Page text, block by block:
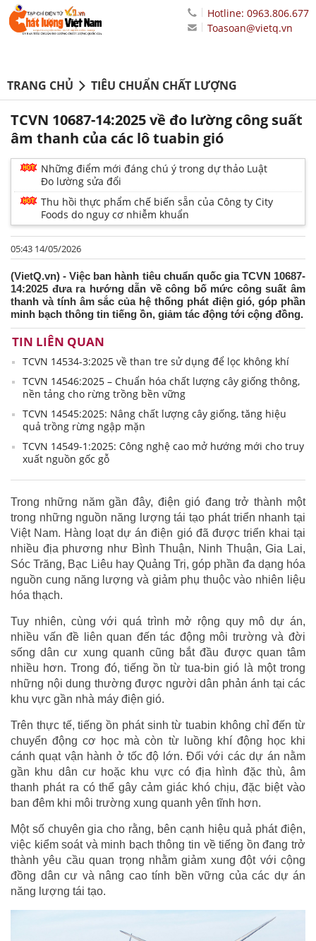
Hotline: 0963.806.677
Toasoan@vietq.vn
TRANG CHỦ TIÊU CHUẨN CHẤT LƯỢNG
TCVN 10687-14:2025 về đo lường công suất
âm thanh của các lô tuabin gió
Những điểm mới đáng chú ý trong dự thảo Luật
Đo lường sửa đổi
Thu hồi thực phẩm chế biến sẵn của Công ty City
Foods do nguy cơ nhiễm khuẩn
05:43 14/05/2026
(VietQ.vn) - Việc ban hành tiêu chuẩn quốc gia TCVN 10687-
14:2025 đưa ra hướng dẫn về công bố mức công suất âm
thanh và tính âm sắc của hệ thống phát điện gió, góp phần
minh bạch thông tin tiếng ồn, giảm tác động tới cộng đồng.
TIN LIÊN QUAN
TCVN 14534-3:2025 về than tre sử dụng để lọc không khí
TCVN 14546:2025 – Chuẩn hóa chất lượng cây giống thông,
nền tảng cho rừng trồng bền vững
TCVN 14545:2025: Nâng chất lượng cây giống, tăng hiệu
quả trồng rừng ngập mặn
TCVN 14549-1:2025: Công nghệ cao mở hướng mới cho truy
xuất nguồn gốc gỗ
Trong những năm gần đây, điện gió đang trở thành một
trong những nguồn năng lượng tái tạo phát triển nhanh tại
Việt Nam. Hàng loạt dự án điện gió đã được triển khai tại
nhiều địa phương như Bình Thuận, Ninh Thuận, Gia Lai,
Sóc Trăng, Bạc Liêu hay Quảng Trị, góp phần đa dạng hóa
nguồn cung năng lượng và giảm phụ thuộc vào nhiên liệu
hóa thạch.
Tuy nhiên, cùng với quá trình mở rộng quy mô dự án,
nhiều vấn đề liên quan đến tác động môi trường và đời
sống dân cư xung quanh cũng bắt đầu được quan tâm
nhiều hơn. Trong đó, tiếng ồn từ tua-bin gió là một trong
những nội dung thường được người dân phản ánh tại các
khu vực gần nhà máy điện gió.
Trên thực tế, tiếng ồn phát sinh từ tuabin không chỉ đến từ
chuyển động cơ học mà còn từ luồng khí động học khi
cánh quạt vận hành ở tốc độ lớn. Đối với các dự án nằm
gần khu dân cư hoặc khu vực có địa hình đặc thù, âm
thanh phát ra có thể gây cảm giác khó chịu, đặc biệt vào
ban đêm khi môi trường xung quanh yên tĩnh hơn.
Một số chuyên gia cho rằng, bên cạnh hiệu quả phát điện,
việc kiểm soát và minh bạch thông tin về tiếng ồn đang trở
thành yêu cầu quan trọng nhằm giảm xung đột với cộng
đồng dân cư và nâng cao tính bền vững của các dự án
năng lượng tái tạo.